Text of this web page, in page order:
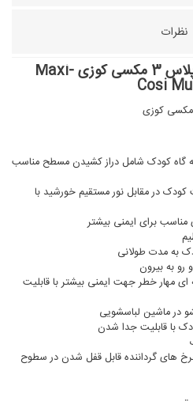
نظرات
کالسکه سه چرخ مدل مورا پلاس 3 مکسی کوزی Maxi-
Cosi
کوزی
گاه کودک شامل دراز کشیدن مسطح مناسب
در مقابل نور مستقیم خورشید با
برای ایمنی بیشتر
به مدت طولانی
ایمنی با سیستم 5 نقطه ای مهار خطر جهت ایمنی بیشتر با قابلیت
در ماشین لباسشویی
با قابلیت جدا شدن
های گرداننده قابل قفل شدن در سطوح